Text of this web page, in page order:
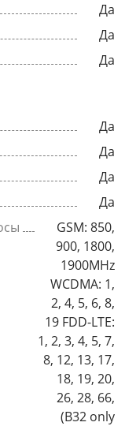
Да
Да
Да
Да
Да
Да
Да
GSM: 850,
900, 1800,
1900MHz
WCDMA: 1,
2, 4, 5, 6, 8,
19 FDD-LTE:
1, 2, 3, 4, 5, 7,
8, 12, 13, 17,
18, 19, 20,
26, 28, 66,
(B32 only